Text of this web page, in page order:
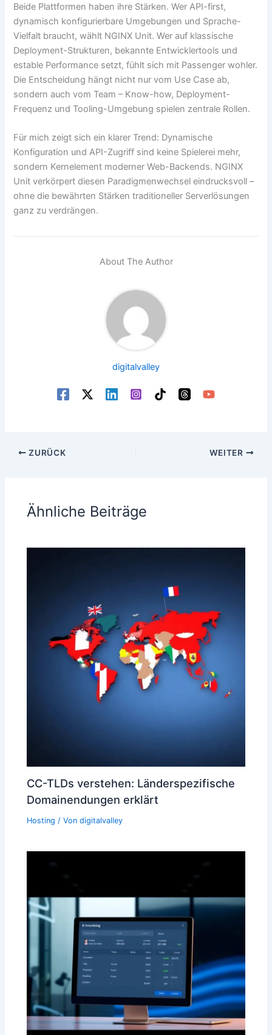
Beide Plattformen haben ihre Stärken. Wer API-first,
dynamisch konfigurierbare Umgebungen und Sprache-
Vielfalt braucht, wählt NGINX Unit. Wer auf klassische
Deployment-Strukturen, bekannte Entwicklertools und
estable Performance setzt, fühlt sich mit Passenger wohler.
Die Entscheidung hängt nicht nur vom Use Case ab,
sondern auch vom Team – Know-how, Deployment-
Frequenz und Tooling-Umgebung spielen zentrale Rollen.
Für mich zeigt sich ein klarer Trend: Dynamische
Konfiguration und API-Zugriff sind keine Spielerei mehr,
sondern Kernelement moderner Web-Backends. NGINX
Unit verkörpert diesen Paradigmenwechsel eindrucksvoll –
ohne die bewährten Stärken traditioneller Serverlösungen
ganz zu verdrängen.
About The Author
digitalvalley
ZURÜCK WEITER
Ähnliche Beiträge
CC-TLDs verstehen: Länderspezifische
Domainendungen erklärt
Hosting / Vondigitalvalley